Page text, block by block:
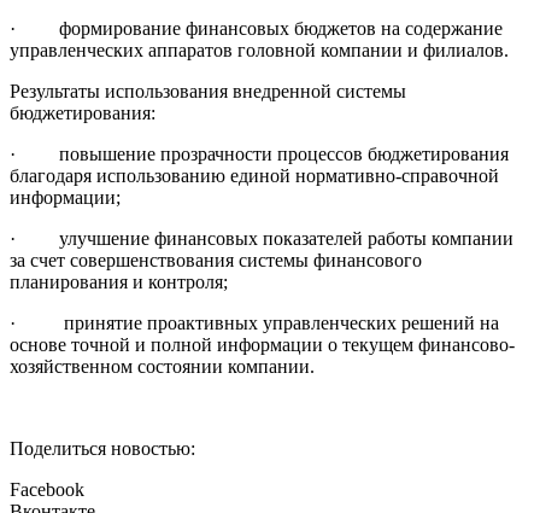
· формирование финансовых бюджетов на содержание
управленческих аппаратов головной компании и филиалов.
Результаты использования внедренной системы
бюджетирования:
· повышение прозрачности процессов бюджетирования
благодаря использованию единой нормативно-справочной
информации;
· улучшение финансовых показателей работы компании
за счет совершенствования системы финансового
планирования и контроля;
· принятие проактивных управленческих решений на
основе точной и полной информации о текущем финансово-
хозяйственном состоянии компании.
Поделиться новостью:
Facebook